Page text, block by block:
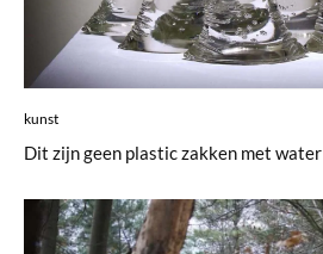
kunst
Dit zijn geen plastic zakken met water